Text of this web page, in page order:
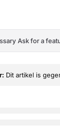
Ask for a
Dit artikel is